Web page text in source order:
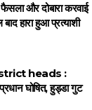
और दोबारा करवाई
हारा हुआ प्रत्याशी
heads :
घोषित, हुड्डा गुट